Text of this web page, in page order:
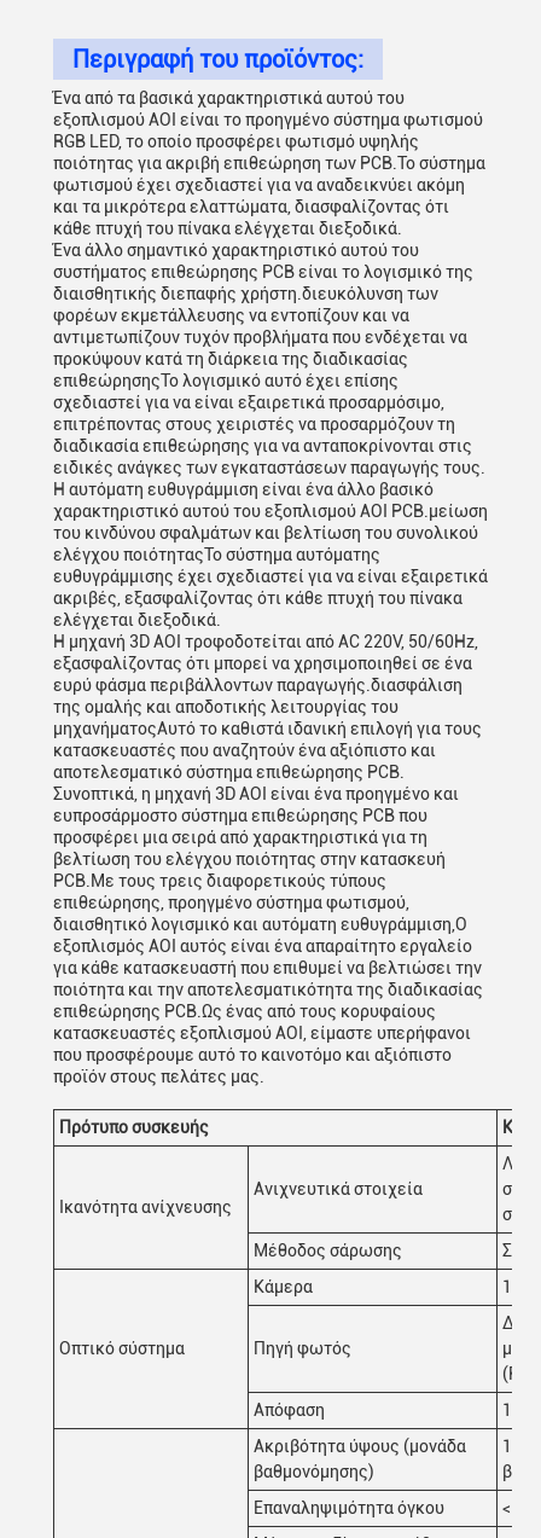
Περιγραφή του προϊόντος:
Ένα από τα βασικά χαρακτηριστικά αυτού του
εξοπλισμού AOI είναι το προηγμένο σύστημα φωτισμού
RGB LED, το οποίο προσφέρει φωτισμό υψηλής
ποιότητας για ακριβή επιθεώρηση των PCB.Το σύστημα
φωτισμού έχει σχεδιαστεί για να αναδεικνύει ακόμη
και τα μικρότερα ελαττώματα, διασφαλίζοντας ότι
κάθε πτυχή του πίνακα ελέγχεται διεξοδικά.
Ένα άλλο σημαντικό χαρακτηριστικό αυτού του
συστήματος επιθεώρησης PCB είναι το λογισμικό της
διαισθητικής διεπαφής χρήστη.διευκόλυνση των
φορέων εκμετάλλευσης να εντοπίζουν και να
αντιμετωπίζουν τυχόν προβλήματα που ενδέχεται να
προκύψουν κατά τη διάρκεια της διαδικασίας
επιθεώρησηςΤο λογισμικό αυτό έχει επίσης
σχεδιαστεί για να είναι εξαιρετικά προσαρμόσιμο,
επιτρέποντας στους χειριστές να προσαρμόζουν τη
διαδικασία επιθεώρησης για να ανταποκρίνονται στις
ειδικές ανάγκες των εγκαταστάσεων παραγωγής τους.
Η αυτόματη ευθυγράμμιση είναι ένα άλλο βασικό
χαρακτηριστικό αυτού του εξοπλισμού AOI PCB.μείωση
του κινδύνου σφαλμάτων και βελτίωση του συνολικού
ελέγχου ποιότηταςΤο σύστημα αυτόματης
ευθυγράμμισης έχει σχεδιαστεί για να είναι εξαιρετικά
ακριβές, εξασφαλίζοντας ότι κάθε πτυχή του πίνακα
ελέγχεται διεξοδικά.
Η μηχανή 3D AOI τροφοδοτείται από AC 220V, 50/60Hz,
εξασφαλίζοντας ότι μπορεί να χρησιμοποιηθεί σε ένα
ευρύ φάσμα περιβάλλοντων παραγωγής.διασφάλιση
της ομαλής και αποδοτικής λειτουργίας του
μηχανήματοςΑυτό το καθιστά ιδανική επιλογή για τους
κατασκευαστές που αναζητούν ένα αξιόπιστο και
αποτελεσματικό σύστημα επιθεώρησης PCB.
Συνοπτικά, η μηχανή 3D AOI είναι ένα προηγμένο και
ευπροσάρμοστο σύστημα επιθεώρησης PCB που
προσφέρει μια σειρά από χαρακτηριστικά για τη
βελτίωση του ελέγχου ποιότητας στην κατασκευή
PCB.Με τους τρεις διαφορετικούς τύπους
επιθεώρησης, προηγμένο σύστημα φωτισμού,
διαισθητικό λογισμικό και αυτόματη ευθυγράμμιση,Ο
εξοπλισμός AOI αυτός είναι ένα απαραίτητο εργαλείο
για κάθε κατασκευαστή που επιθυμεί να βελτιώσει την
ποιότητα και την αποτελεσματικότητα της διαδικασίας
επιθεώρησης PCB.Ως ένας από τους κορυφαίους
κατασκευαστές εξοπλισμού AOI, είμαστε υπερήφανοι
που προσφέρουμε αυτό το καινοτόμο και αξιόπιστο
προϊόν στους πελάτες μας.
Πρότυπο συσκευής
Ικανότητα ανίχνευσης
Ανιχνευτικά στοιχεία
Μέθοδος σάρωσης
Οπτικό σύστημα
Κάμερα
Πηγή φωτός
με
Απόφαση
Ακριβότητα ύψους (μονάδα
βαθμονόμησης)
1μm
Επαναληψιμότητα όγκου
<